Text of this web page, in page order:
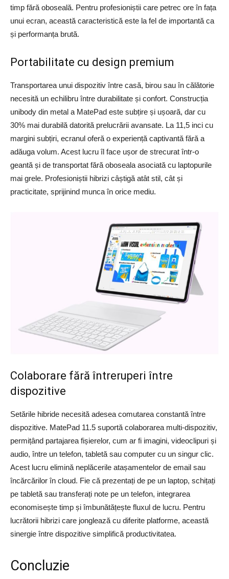
timp fără oboseală. Pentru profesioniștii care petrec ore în fața
unui ecran, această caracteristică este la fel de importantă ca
și performanța brută.
Portabilitate cu design premium
Transportarea unui dispozitiv între casă, birou sau în călătorie
necesită un echilibru între durabilitate și confort. Construcția
unibody din metal a MatePad este subțire și ușoară, dar cu
30% mai durabilă datorită prelucrării avansate. La 11,5 inci cu
margini subțiri, ecranul oferă o experiență captivantă fără a
adăuga volum. Acest lucru îl face ușor de strecurat într-o
geantă și de transportat fără oboseala asociată cu laptopurile
mai grele. Profesioniștii hibrizi câștigă atât stil, cât și
practicitate, sprijinind munca în orice mediu.
Colaborare fără întreruperi între
dispozitive
Setările hibride necesită adesea comutarea constantă între
dispozitive. MatePad 11.5 suportă colaborarea multi-dispozitiv,
permițând partajarea fișierelor, cum ar fi imagini, videoclipuri și
audio, între un telefon, tabletă sau computer cu un singur clic.
Acest lucru elimină neplăcerile atașamentelor de email sau
încărcărilor în cloud. Fie că prezentați de pe un laptop, schițați
pe tabletă sau transferați note pe un telefon, integrarea
economisește timp și îmbunătățește fluxul de lucru. Pentru
lucrătorii hibrizi care jonglează cu diferite platforme, această
sinergie între dispozitive simplifică productivitatea.
Concluzie